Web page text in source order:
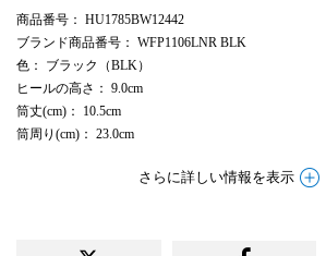
商品番号 ： HU1785BW12442
ブランド商品番号 ： WFP1106LNR BLK
色 ： ブラック（BLK）
ヒールの高さ ： 9.0cm
筒丈(cm) ： 10.5cm
筒周り(cm) ： 23.0cm
さらに詳しい情報を表示